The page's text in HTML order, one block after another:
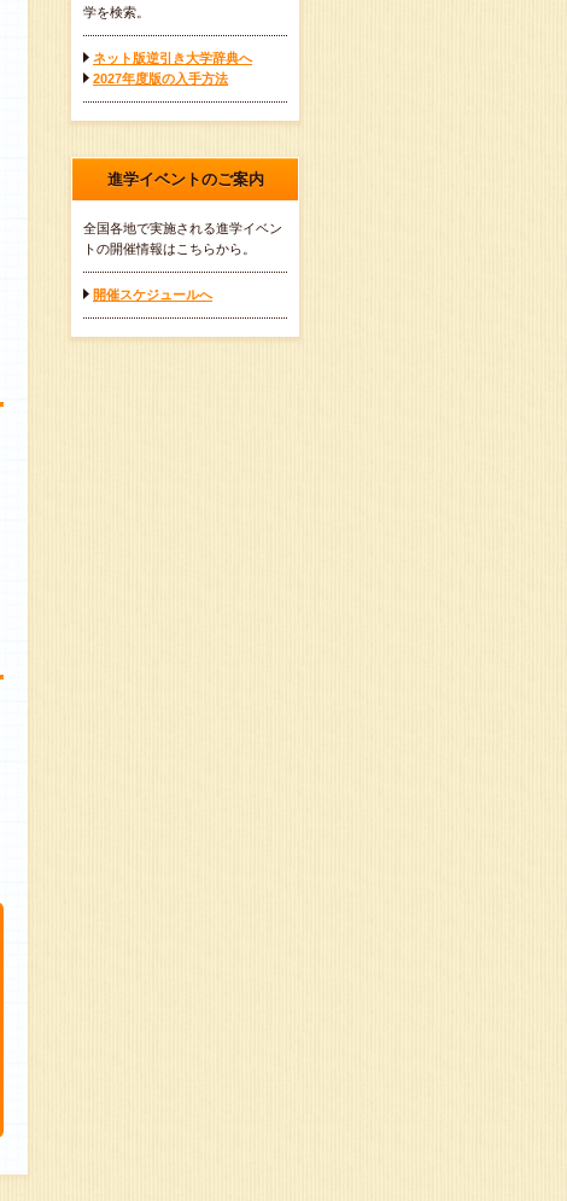
学を検索。
ネット版逆引き大学辞典へ
2027年度版の入手方法
進学イベントのご案内
全国各地で実施される進学イベン
トの開催情報はこちらから。
開催スケジュールへ